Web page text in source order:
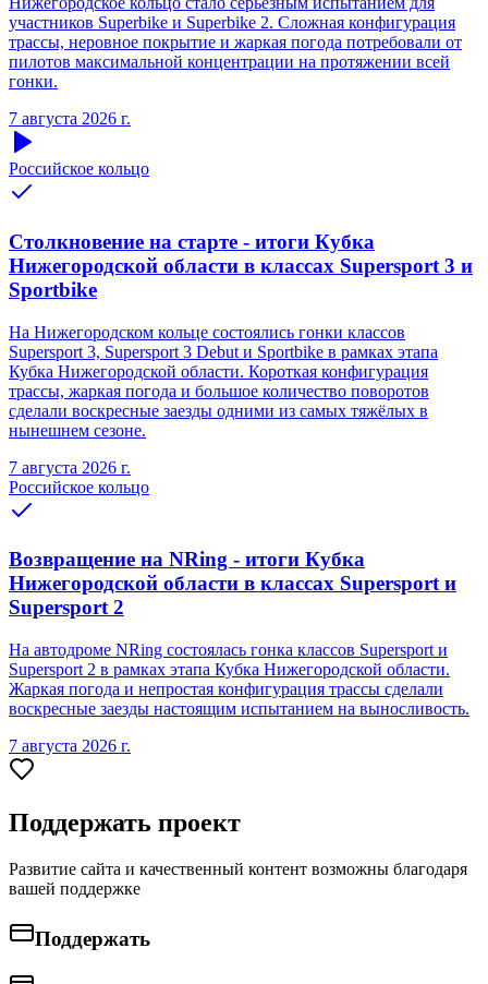
участников Superbike и Superbike 2. Сложная конфигурация
трассы, неровное покрытие и жаркая погода потребовали от
пилотов максимальной концентрации на протяжении всей
гонки.
7 августа 2026 г.
Российское кольцо
Столкновение на старте - итоги Кубка
Нижегородской области в классах Supersport 3 и
Sportbike
На Нижегородском кольце состоялись гонки классов
Supersport 3, Supersport 3 Debut и Sportbike в рамках этапа
Кубка Нижегородской области. Короткая конфигурация
трассы, жаркая погода и большое количество поворотов
сделали воскресные заезды одними из самых тяжёлых в
нынешнем сезоне.
7 августа 2026 г.
Российское кольцо
Возвращение на NRing - итоги Кубка
Нижегородской области в классах Supersport и
Supersport 2
На автодроме NRing состоялась гонка классов Supersport и
Supersport 2 в рамках этапа Кубка Нижегородской области.
Жаркая погода и непростая конфигурация трассы сделали
воскресные заезды настоящим испытанием на выносливость.
7 августа 2026 г.
Поддержать проект
Развитие сайта и качественный контент возможны благодаря
вашей поддержке
Поддержать